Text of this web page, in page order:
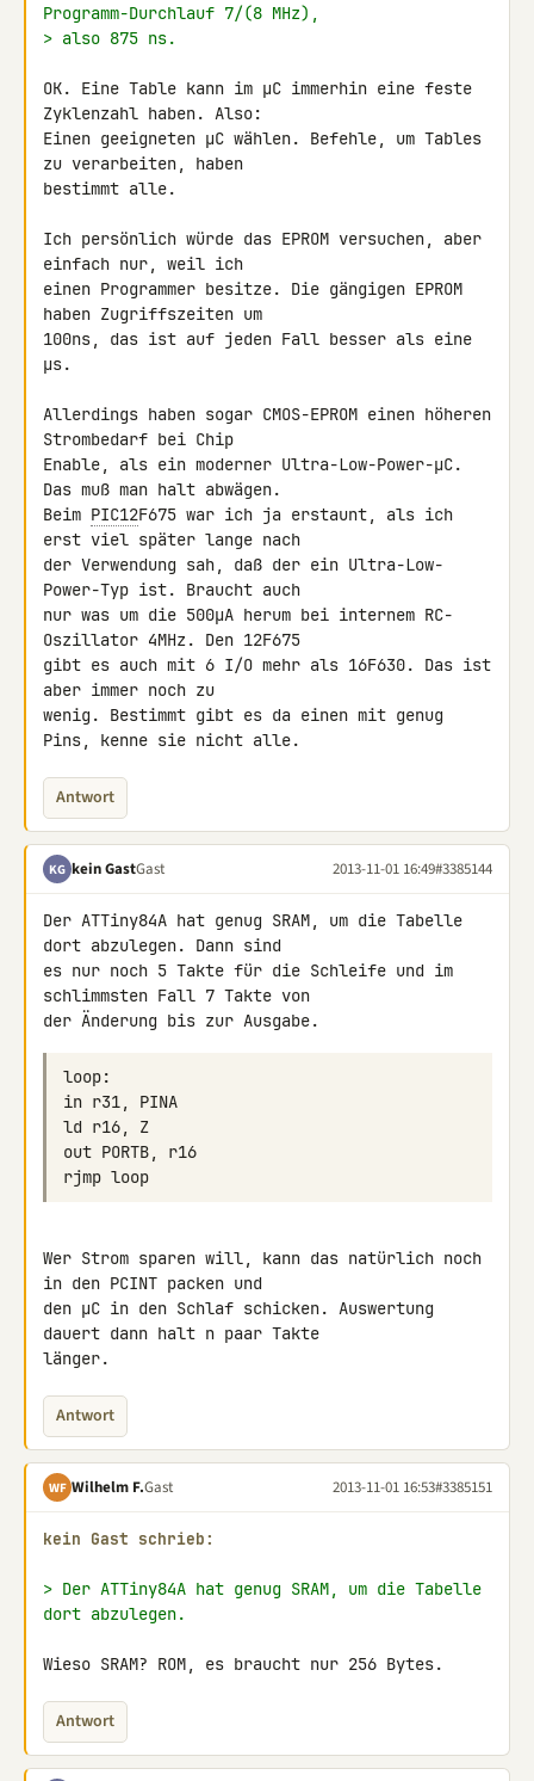
Programm-Durchlauf 7/(8 MHz),
> also 875 ns.
OK. Eine Table kann im µC immerhin eine feste
Zyklenzahl haben. Also:
Einen geeigneten µC wählen. Befehle, um Tables
zu verarbeiten, haben
bestimmt alle.
Ich persönlich würde das EPROM versuchen, aber
einfach nur, weil ich
einen Programmer besitze. Die gängigen EPROM
haben Zugriffszeiten um
100ns, das ist auf jeden Fall besser als eine
µs.
Allerdings haben sogar CMOS-EPROM einen höheren
Strombedarf bei Chip
Enable, als ein moderner Ultra-Low-Power-µC.
Das muß man halt abwägen.
Beim PIC12F675 war ich ja erstaunt, als ich
erst viel später lange nach
der Verwendung sah, daß der ein Ultra-Low-
Power-Typ ist. Braucht auch
nur was um die 500µA herum bei internem RC-
Oszillator 4MHz. Den 12F675
gibt es auch mit 6 I/O mehr als 16F630. Das ist
aber immer noch zu
wenig. Bestimmt gibt es da einen mit genug
Pins, kenne sie nicht alle.
Antwort
KG kein GastGast 2013-11-01 16:49#3385144
Der ATTiny84A hat genug SRAM, um die Tabelle
dort abzulegen. Dann sind
es nur noch 5 Takte für die Schleife und im
schlimmsten Fall 7 Takte von
der Änderung bis zur Ausgabe.
Wer Strom sparen will, kann das natürlich noch
in den PCINT packen und
den µC in den Schlaf schicken. Auswertung
dauert dann halt n paar Takte
länger.
Antwort
WF Wilhelm F.Gast 2013-11-01 16:53#3385151
kein Gast schrieb:
> Der ATTiny84A hat genug SRAM, um die Tabelle
dort abzulegen.
Wieso SRAM? ROM, es braucht nur 256 Bytes.
Antwort